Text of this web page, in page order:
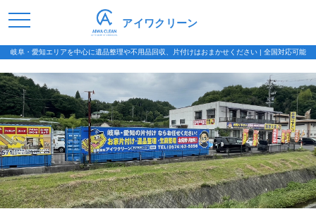
岐阜・愛知エリアを中心に遺品整理や不用品回収、片付けはおまかせください | 全国対応可能
アイワクリーン